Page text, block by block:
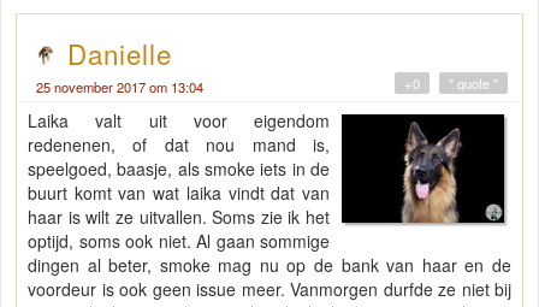
Danielle
25 november 2017 om 13:04 " quote "
+0
Laika valt uit voor eigendom
redenenen, of dat nou mand is,
speelgoed, baasje, als smoke iets in de
buurt komt van wat laika vindt dat van
haar is wilt ze uitvallen. Soms zie ik het
optijd, soms ook niet. Al gaan sommige
dingen al beter, smoke mag nu op de bank van haar en de
voordeur is ook geen issue meer. Vanmorgen durfde ze niet bij